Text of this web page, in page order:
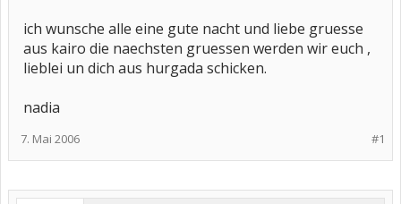
ich wunsche alle eine gute nacht und liebe gruesse
aus kairo die naechsten gruessen werden wir euch ,
lieblei un dich aus hurgada schicken.
nadia
#1
7. Mai 2006